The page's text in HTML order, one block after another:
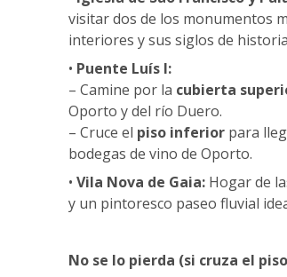
visitar dos de los monumentos
interiores y sus siglos de
• Puente Luís I:
– Camine por la cubierta
Oporto y del río Duero.
– Cruce el piso inferior para
bodegas de vino de Oporto.
• Vila Nova de Gaia: Hogar de
y un pintoresco paseo fluvial
No se lo pierda (si cruza el